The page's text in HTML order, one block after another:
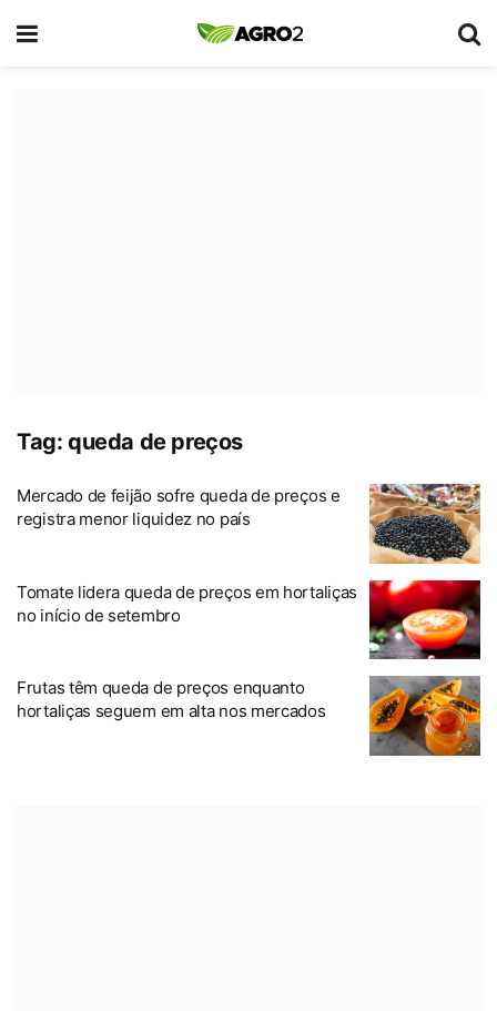
Tag: queda de preços
Mercado de feijão sofre queda de preços e
registra menor liquidez no país
Tomate lidera queda de preços em hortaliças
no início de setembro
Frutas têm queda de preços enquanto
hortaliças seguem em alta nos mercados